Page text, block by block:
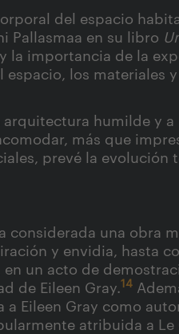
del espacio
Pallasmaa en su libro
importancia de la
los materiales
arquitectura humilde y
más que
prevé la
considerada una
y envidia, hasta
en un acto de
de Eileen Gray.14
Eileen Gray como
atribuida a Le